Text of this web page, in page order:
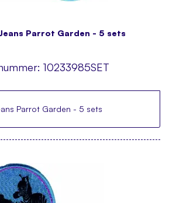
Parrot Garden - 5 sets
10233985SET
Parrot Garden - 5 sets